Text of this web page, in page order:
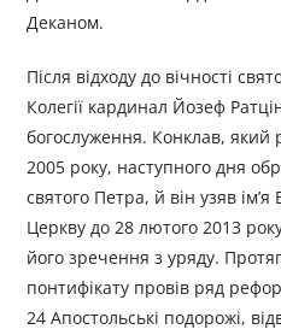
Деканом.
Після відходу до вічності
Колегії кардинал Йозеф
богослуження. Конклав, який
2005 року, наступного дня
святого Петра, й він узяв
Церкву до 28 лютого 2013
його зречення з уряду.
понтифікату провів ряд
24 Апостольські подорожі,